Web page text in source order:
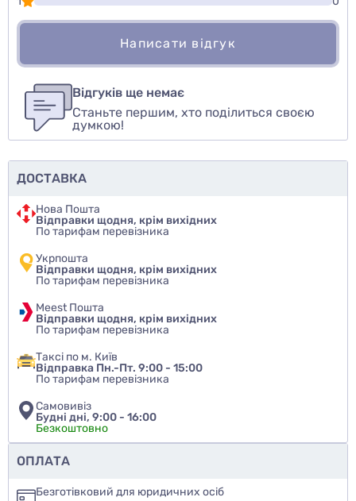
Написати відгук
авторизуйтесьили войдите
Оцінити товар
Чи рекомендуєте ви цей товар
так
Відгуків ще немає
Станьте першим, хто поділиться своєю
думкою!
ДОСТАВКА
Нова Пошта
Відправки щодня, крім вихідних
По тарифам перевізника
Укрпошта
Відправки щодня, крім вихідних
По тарифам перевізника
Meest Пошта
Відправки щодня, крім вихідних
По тарифам перевізника
Таксі по м. Київ
Відправка Пн.-Пт. 9:00 - 15:00
По тарифам перевізника
Самовивіз
Будні дні, 9:00 - 16:00
Безкоштовно
ОПЛАТА
Безготівковий для юридичних осіб